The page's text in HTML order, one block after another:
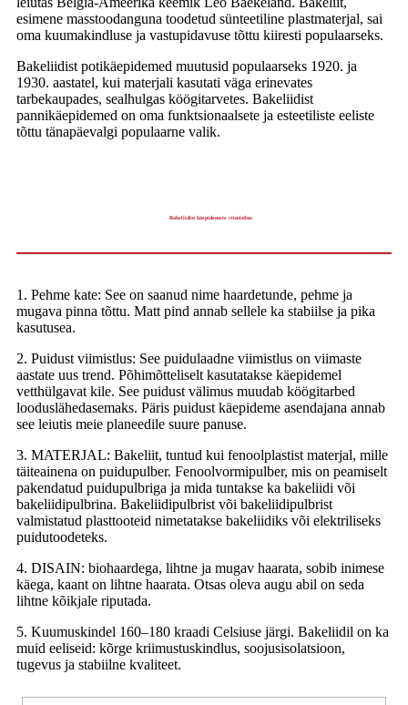
esimene masstoodanguna toodetud sünteetiline plastmaterjal, sai
oma kuumakindluse ja vastupidavuse tõttu kiiresti populaarseks.
Bakeliidist potikäepidemed muutusid populaarseks 1920. ja
1930. aastatel, kui materjali kasutati väga erinevates
tarbekaupades, sealhulgas köögitarvetes. Bakeliidist
pannikäepidemed on oma funktsionaalsete ja esteetiliste eeliste
tõttu tänapäevalgi populaarne valik.
Bakeliidist käepidemete viimistlus:
1. Pehme kate: See on saanud nime haardetunde, pehme ja
mugava pinna tõttu. Matt pind annab sellele ka stabiilse ja pika
kasutusea.
2. Puidust viimistlus: See puidulaadne viimistlus on viimaste
aastate uus trend. Põhimõtteliselt kasutatakse käepidemel
vetthülgavat kile. See puidust välimus muudab köögitarbed
looduslähedasemaks. Päris puidust käepideme asendajana annab
see leiutis meie planeedile suure panuse.
3. MATERJAL: Bakeliit, tuntud kui fenoolplastist materjal, mille
täiteainena on puidupulber. Fenoolvormipulber, mis on peamiselt
pakendatud puidupulbriga ja mida tuntakse ka bakeliidi või
bakeliidipulbrina. Bakeliidipulbrist või bakeliidipulbrist
valmistatud plasttooteid nimetatakse bakeliidiks või elektriliseks
puidutoodeteks.
4. DISAIN: biohaardega, lihtne ja mugav haarata, sobib inimese
käega, kaant on lihtne haarata. Otsas oleva augu abil on seda
lihtne kõikjale riputada.
5. Kuumuskindel 160–180 kraadi Celsiuse järgi. Bakeliidil on ka
muid eeliseid: kõrge kriimustuskindlus, soojusisolatsioon,
tugevus ja stabiilne kvaliteet.